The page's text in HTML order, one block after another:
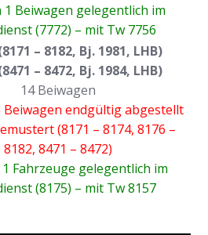
1 Beiwagen gelegentlich im
(7772) – mit Tw 7756
– 8182, Bj. 1981, LHB)
– 8472, Bj. 1984, LHB)
14 Beiwagen
Beiwagen endgültig abgestellt
(8171 – 8174, 8176 –
8182, 8471 – 8472)
Fahrzeuge gelegentlich im
(8175) – mit Tw 8157